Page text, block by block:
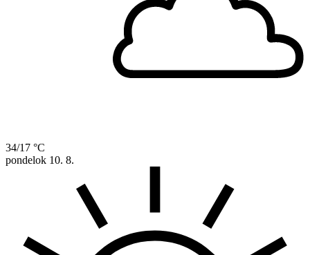
34/17 °C
pondelok 10. 8.